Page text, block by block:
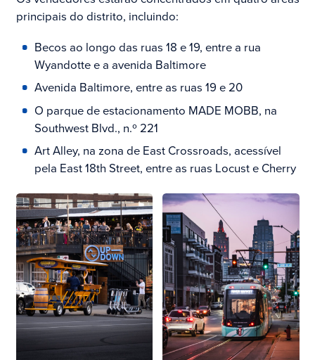
principais do distrito, incluindo:
Becos ao longo das ruas 18 e 19, entre a rua
Wyandotte e a avenida Baltimore
Avenida Baltimore, entre as ruas 19 e 20
O parque de estacionamento MADE MOBB, na
Southwest Blvd., n.º 221
Art Alley, na zona de East Crossroads, acessível
pela East 18th Street, entre as ruas Locust e Cherry